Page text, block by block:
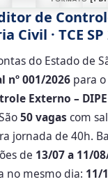
de
Civil · TCE SP
do Estado de
nº 001/2026 para
Externo – DIPE
50 vagas com
jornada de 40h.
de 13/07 a 11/
no mesmo dia: 11/